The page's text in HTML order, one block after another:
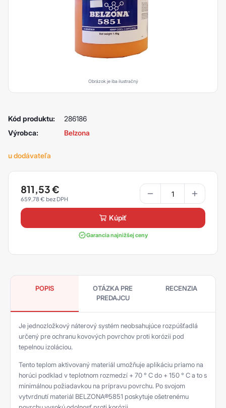
Obrázok je iba ilustračný
Kód produktu:
286186
Výrobca:
Belzona
u dodávateľa
811,53€
659,78€
kúpiť
Garancia najnižšej ceny
POPIS
OTÁZKA PRE
PREDAJCU
RECENZIA
Je jednozložkový náterový systém neobsahujúce rozpúšťadlá
určený pre ochranu kovových povrchov proti korózii pod
tepelnou izoláciou.
Tento teplom aktivovaný materiál umožňuje aplikáciu priamo na
horúci podklad v teplotnom rozmedzí + 70 ° C do + 150 ° C a to s
minimálnou požiadavkou na prípravu povrchu. Po svojom
vytvrdnutí materiál BELZONA®5851 poskytuje ošetrenému